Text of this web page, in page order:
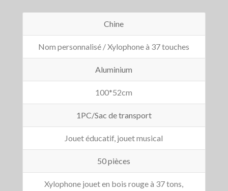
Chine
Nom personnalisé / Xylophone à 37 touches
Aluminium
100*52cm
1PC/Sac de transport
Jouet éducatif, jouet musical
50 pièces
Xylophone jouet en bois rouge à 37 tons,